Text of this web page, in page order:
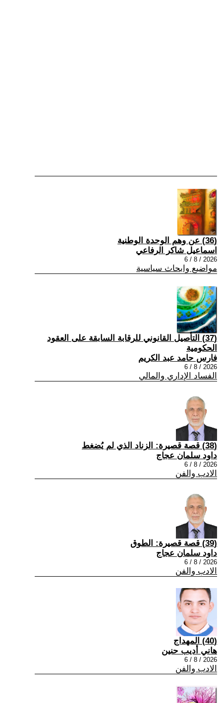
(36) عن وهم الوحدة الوطنية
اسماعيل شاكر الرفاعي
2026 / 8 / 6
مواضيع وابحاث سياسية
(37) التأصيل القانوني للرقابة السابقة على العقود
الحكومية
فارس حامد عبد الكريم
2026 / 8 / 6
الفساد الإداري والمالي
(38) قصة قصيرة: الزناد الذي لم يُضغط
داود سلمان عجاج
2026 / 8 / 6
الادب والفن
(39) قصة قصيرة: الطوق
داود سلمان عجاج
2026 / 8 / 6
الادب والفن
(40) المهداج
هاني أديب حنين
2026 / 8 / 6
الادب والفن